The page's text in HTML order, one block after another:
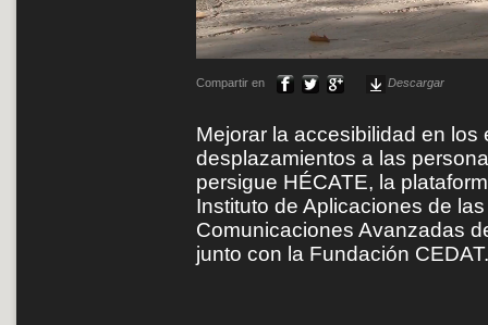
Compartir en Descargar
Mejorar la accesibilidad en
desplazamientos a las
persigue HÉCATE, la
Instituto de Aplicaciones de
Comunicaciones Avanzadas
junto con la Fundación